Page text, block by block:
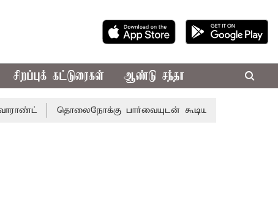
சிறப்புக் கட்டுரைகள் ஆண்டு சந்தா
தொலைநோக்கு பார்வையுடன் கூடிய வேளாண்